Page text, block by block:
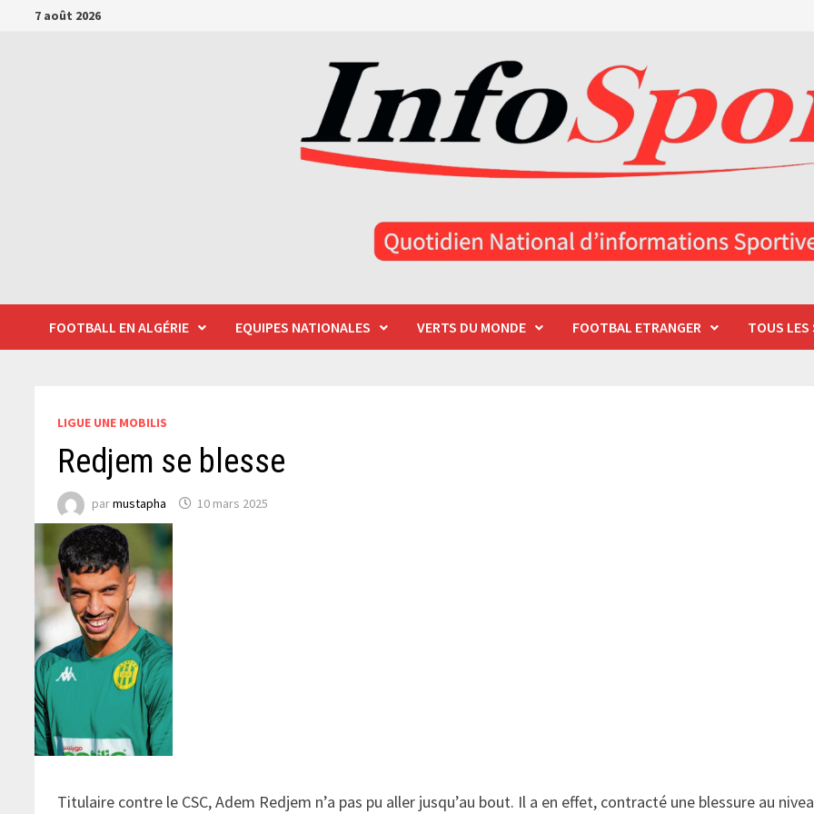
Passer7 août 2026
FOOTBALL EN ALGÉRIE EQUIPES NATIONALES VERTS DU MONDE FOOTBAL ETRANGER TOUS LES
LIGUE UNE MOBILIS
Redjem se blesse
parmustapha 10 mars 2025
Titulaire contre le CSC, Adem Redjem n’a pas pu aller jusqu’au bout. Il a en effet, contracté une blessure au